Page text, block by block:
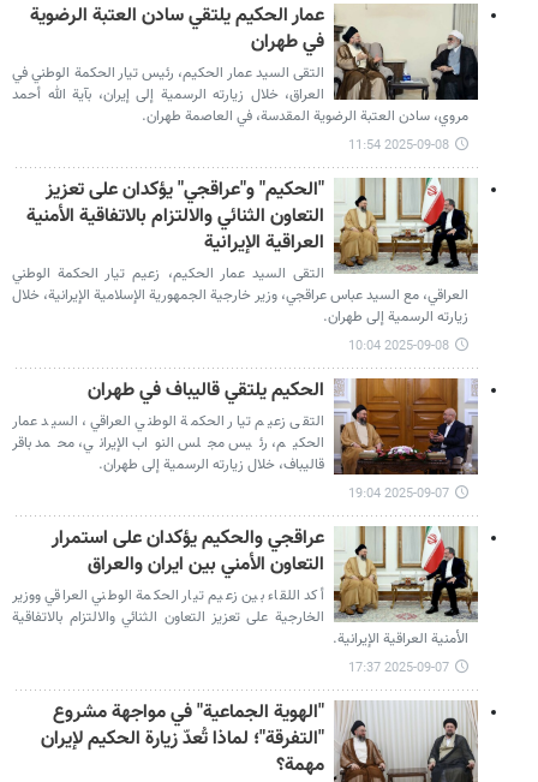
عمار الحكيم يلتقي سادن العتبة الرضوية
في طهران
التقى السيد عمار الحكيم، رئيس تيار الحكمة الوطني في
العراق، خلال زيارته الرسمية إلى إيران، بآية الله أحمد
مروي، سادن العتبة الرضوية المقدسة، في العاصمة طهران.
2025-09-08 11:54
"الحكيم" و"عراقجي" يؤكدان على تعزيز
التعاون الثنائي والالتزام بالاتفاقية الأمنية
العراقية الإيرانية
التقى السيد عمار الحكيم، زعيم تيار الحكمة الوطني
العراقي، مع السيد عباس عراقجي، وزير خارجية الجمهورية الإسلامية الإيرانية، خلال
زيارته الرسمية إلى طهران.
2025-09-08 10:04
الحكيم يلتقي قاليباف في طهران
التقى زعيم تيار الحكمة الوطني العراقي، السيد عمار
الحكيم، رئيس مجلس النواب الإيراني، محمد باقر
قاليباف، خلال زيارته الرسمية إلى طهران.
2025-09-07 19:04
عراقجي والحكيم يؤكدان على استمرار
التعاون الأمني بين ايران والعراق
أكد اللقاء بين زعيم تيار الحكمة الوطني العراقي ووزير
الخارجية على تعزيز التعاون الثنائي والالتزام بالاتفاقية
الأمنية العراقية الإيرانية.
2025-09-07 17:37
"الهوية الجماعية" في مواجهة مشروع
"التفرقة"؛ لماذا تُعدّ زيارة الحكيم لإيران
مهمة؟